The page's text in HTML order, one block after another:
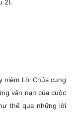
2).
niệm Lời Chúa cung
vấn nạn của cuộc
thế qua những lời